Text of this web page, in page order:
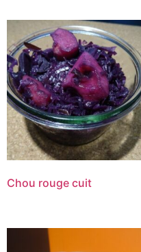
Chou rouge cuit